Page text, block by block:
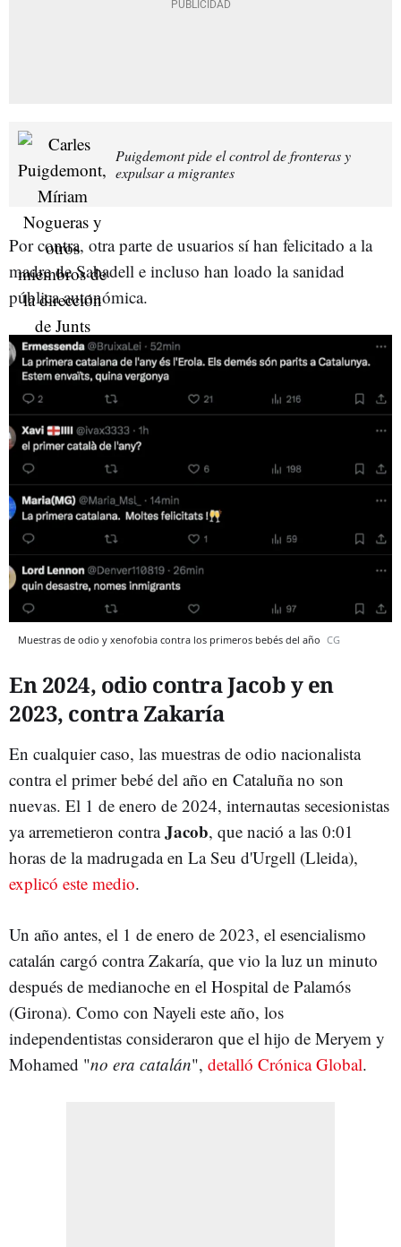
Puigdemont pide el control de fronteras y
expulsar a migrantes
Por contra, otra parte de usuarios sí han felicitado a la
madre de Sabadell e incluso han loado la sanidad
pública autonómica.
Muestras de odio y xenofobia contra los primeros bebés del año CG
En 2024, odio contra Jacob y en
2023, contra Zakaría
En cualquier caso, las muestras de odio nacionalista
contra el primer bebé del año en Cataluña no son
nuevas. El 1 de enero de 2024, internautas secesionistas
ya arremetieron contraJacob, que nació a las 0:01
horas de la madrugada en La Seu d'Urgell (Lleida),
explicó este medio.
Un año antes, el 1 de enero de 2023, el esencialismo
catalán cargó contra Zakaría, que vio la luz un minuto
después de medianoche en el Hospital de Palamós
(Girona). Como con Nayeli este año, los
independentistas consideraron que el hijo de Meryem y
Mohamed "no era catalán", detalló Crónica Global.